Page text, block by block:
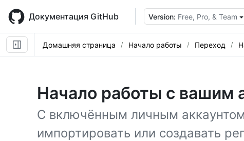
main
content
Документация GitHub Version: Free, Pro, & Team
Домашняя страница Начало работы Переход
Начало работы с вашим
С включённым личным
импортировать или создавать